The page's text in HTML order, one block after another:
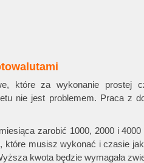
które za wykonanie prostej
nie jest problemem. Praca z
zarobić 1000, 2000 i
które musisz wykonać i czasie
kwota będzie wymagała